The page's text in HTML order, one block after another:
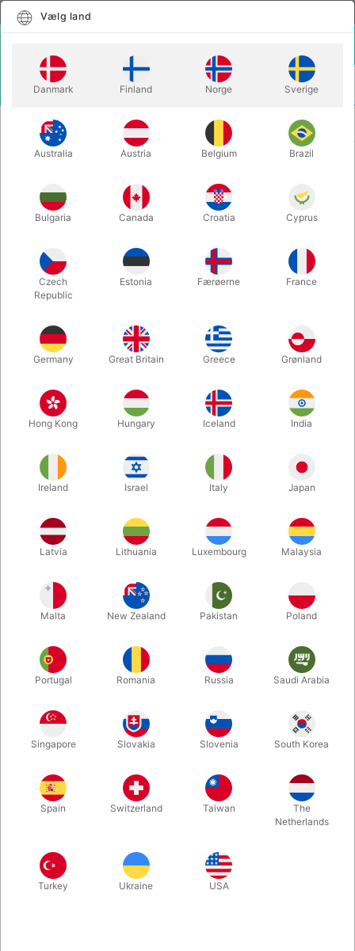
SECOND-HAND
MAGIC
ARCO HANDI-BOOKS 100 HOUDINI TRICKS -
Dunninger
TRICKS - Dunninger
Varenummer:
SECOND-HAND
DKK 200,00
Køb nu Gem
På lager
Second-hand. STAND: god. 144 sider. Udgivet i 1954
Vælg land
Danmark Finland Norge Sverige
Australia Austria Belgium Brazil
Bulgaria Canada Croatia Cyprus
Czech
Republic
Estonia Færøerne France
Germany Great Britain Greece Grønland
Hong Kong Hungary Iceland India
Ireland Israel Italy Japan
Latvia Lithuania Luxembourg Malaysia
Malta New Zealand Pakistan Poland
Portugal Romania Russia Saudi Arabia
Singapore Slovakia Slovenia South Korea
Spain Switzerland Taiwan
The
Netherlands
Turkey Ukraine USA